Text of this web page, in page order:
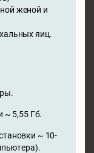
женой и
яиц.
~ 5,55 Гб.
~ 10-